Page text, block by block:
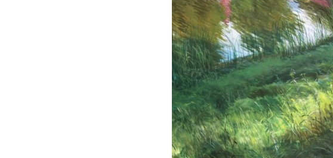
Екатерининский парк. Птичный домик.
90х70
холст/масло
2025